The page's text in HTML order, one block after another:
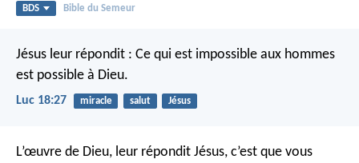
BDS Bible du Semeur
Jésus leur répondit : Ce qui est impossible aux hommes
est possible à Dieu.
Luc 18:27 miracle salut Jésus
L’œuvre de Dieu, leur répondit Jésus, c’est que vous